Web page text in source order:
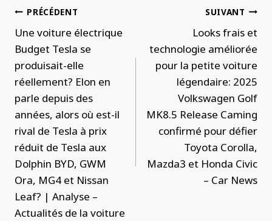
Navigation
de
l’article
PRÉCÉDENT
Une voiture électrique
Budget Tesla se
produisait-elle
réellement? Elon en
parle depuis des
années, alors où est-il
rival de Tesla à prix
réduit de Tesla aux
Dolphin BYD, GWM
Ora, MG4 et Nissan
Leaf? | Analyse –
Actualités de la voiture
SUIVANT
Looks frais et
technologie améliorée
pour la petite voiture
légendaire: 2025
Volkswagen Golf
MK8.5 Release Caming
confirmé pour défier
Toyota Corolla,
Mazda3 et Honda Civic
– Car News